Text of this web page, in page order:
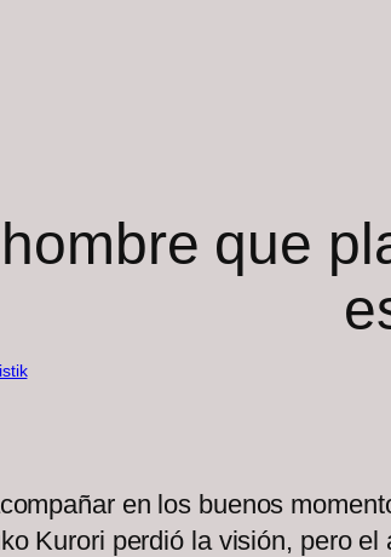
que
en los buenos
Kurori perdió la visión, pero